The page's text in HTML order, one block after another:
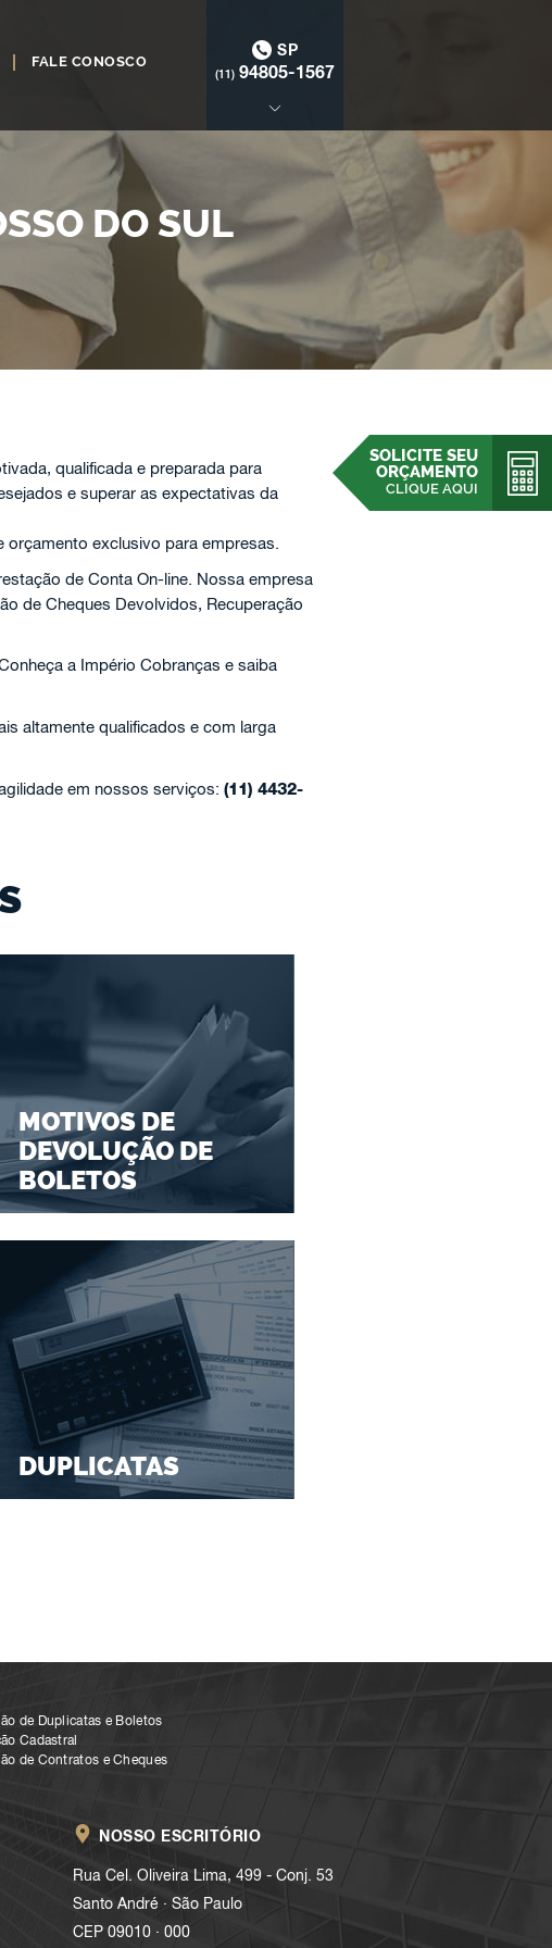
FALE CONOSCO
SP
(11) 94805-1567
SOLICITE SEU
ORÇAMENTO
CLIQUE AQUI
DO SUL
qualificada e preparada para
e superar as expectativas da
exclusivo para empresas.
de Conta On-line. Nossa empresa
de Cheques Devolvidos, Recuperação
a Império Cobranças e saiba
altamente qualificados e com larga
em nossos serviços: (11) 4432-
MOTIVOS DE
DEVOLUÇÃO DE
BOLETOS
DUPLICATAS
de Duplicatas e Boletos
Cadastral
de Contratos e Cheques
NOSSO ESCRITÓRIO
Rua Cel. Oliveira Lima, 499 - Conj. 53
Santo André . São Paulo
CEP 09010 . 000